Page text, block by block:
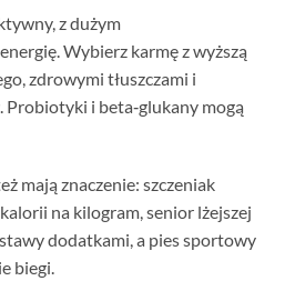
z dużym
Wybierz karmę z wyższą
zdrowymi tłuszczami i
i beta‑glukany mogą
mają znaczenie: szczeniak
na kilogram, senior lżejszej
dodatkami, a pies sportowy
biegi.